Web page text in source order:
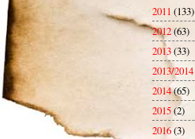
2011 (133)
2012(63)
2013(33)
2013/2014
2014(65)
2015(2)
2016(3)